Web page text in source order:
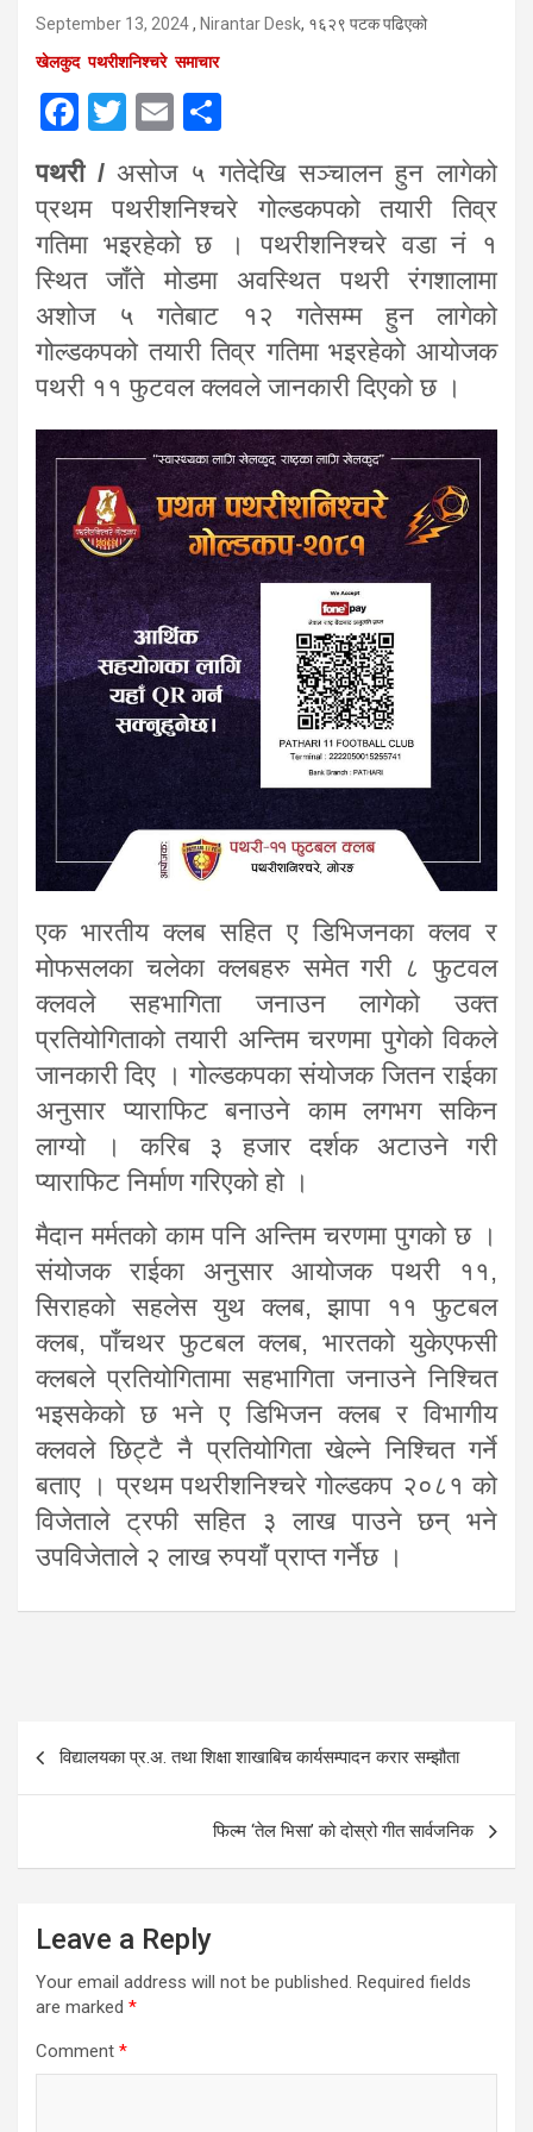
September 13, 2024, Nirantar Desk, १६२९ पटक पढिएको
खेलकुद पथरीशनिश्चरे समाचार
F
a
ce
b
o
o
k
T
wi
tt
er
E
ail
h
ar
e
पथरी /असोज ५ गतेदेखि सञ्चालन हुन लागेको
प्रथम पथरीशनिश्चरे गोल्डकपको तयारी तिव्र
गतिमा भइरहेको छ । पथरीशनिश्चरे वडा नं १
स्थित जाँते मोडमा अवस्थित पथरी रंगशालामा
अशोज ५ गतेबाट १२ गतेसम्म हुन लागेको
गोल्डकपको तयारी तिव्र गतिमा भइरहेको आयोजक
पथरी ११ फुटवल क्लवले जानकारी दिएको छ ।
एक भारतीय क्लब सहित ए डिभिजनका क्लव र
मोफसलका चलेका क्लबहरु समेत गरी ८ फुटवल
क्लवले सहभागिता जनाउन लागेको उक्त
प्रतियोगिताको तयारी अन्तिम चरणमा पुगेको विकले
जानकारी दिए । गोल्डकपका संयोजक जितन राईका
अनुसार प्याराफिट बनाउने काम लगभग सकिन
लाग्यो । करिब ३ हजार दर्शक अटाउने गरी
प्याराफिट निर्माण गरिएको हो ।
मैदान मर्मतको काम पनि अन्तिम चरणमा पुगको छ ।
संयोजक राईका अनुसार आयोजक पथरी ११,
सिराहको सहलेस युथ क्लब, झापा ११ फुटबल
क्लब, पाँचथर फुटबल क्लब, भारतको युकेएफसी
क्लबले प्रतियोगितामा सहभागिता जनाउने निश्चित
भइसकेको छ भने ए डिभिजन क्लब र विभागीय
क्लवले छिट्टै नै प्रतियोगिता खेल्ने निश्चित गर्ने
बताए । प्रथम पथरीशनिश्चरे गोल्डकप २०८१ को
विजेताले ट्रफी सहित ३ लाख पाउने छन् भने
उपविजेताले २ लाख रुपयाँ प्राप्त गर्नेछ ।
Post
navigation
विद्यालयका प्र.अ. तथा शिक्षा शाखाबिच कार्यसम्पादन करार सम्झौता
फिल्म ‘तेल भिसा’ को दोस्रो गीत सार्वजनिक
Leave a Reply
Your email address will not be published. Required fields
are marked *
Comment *